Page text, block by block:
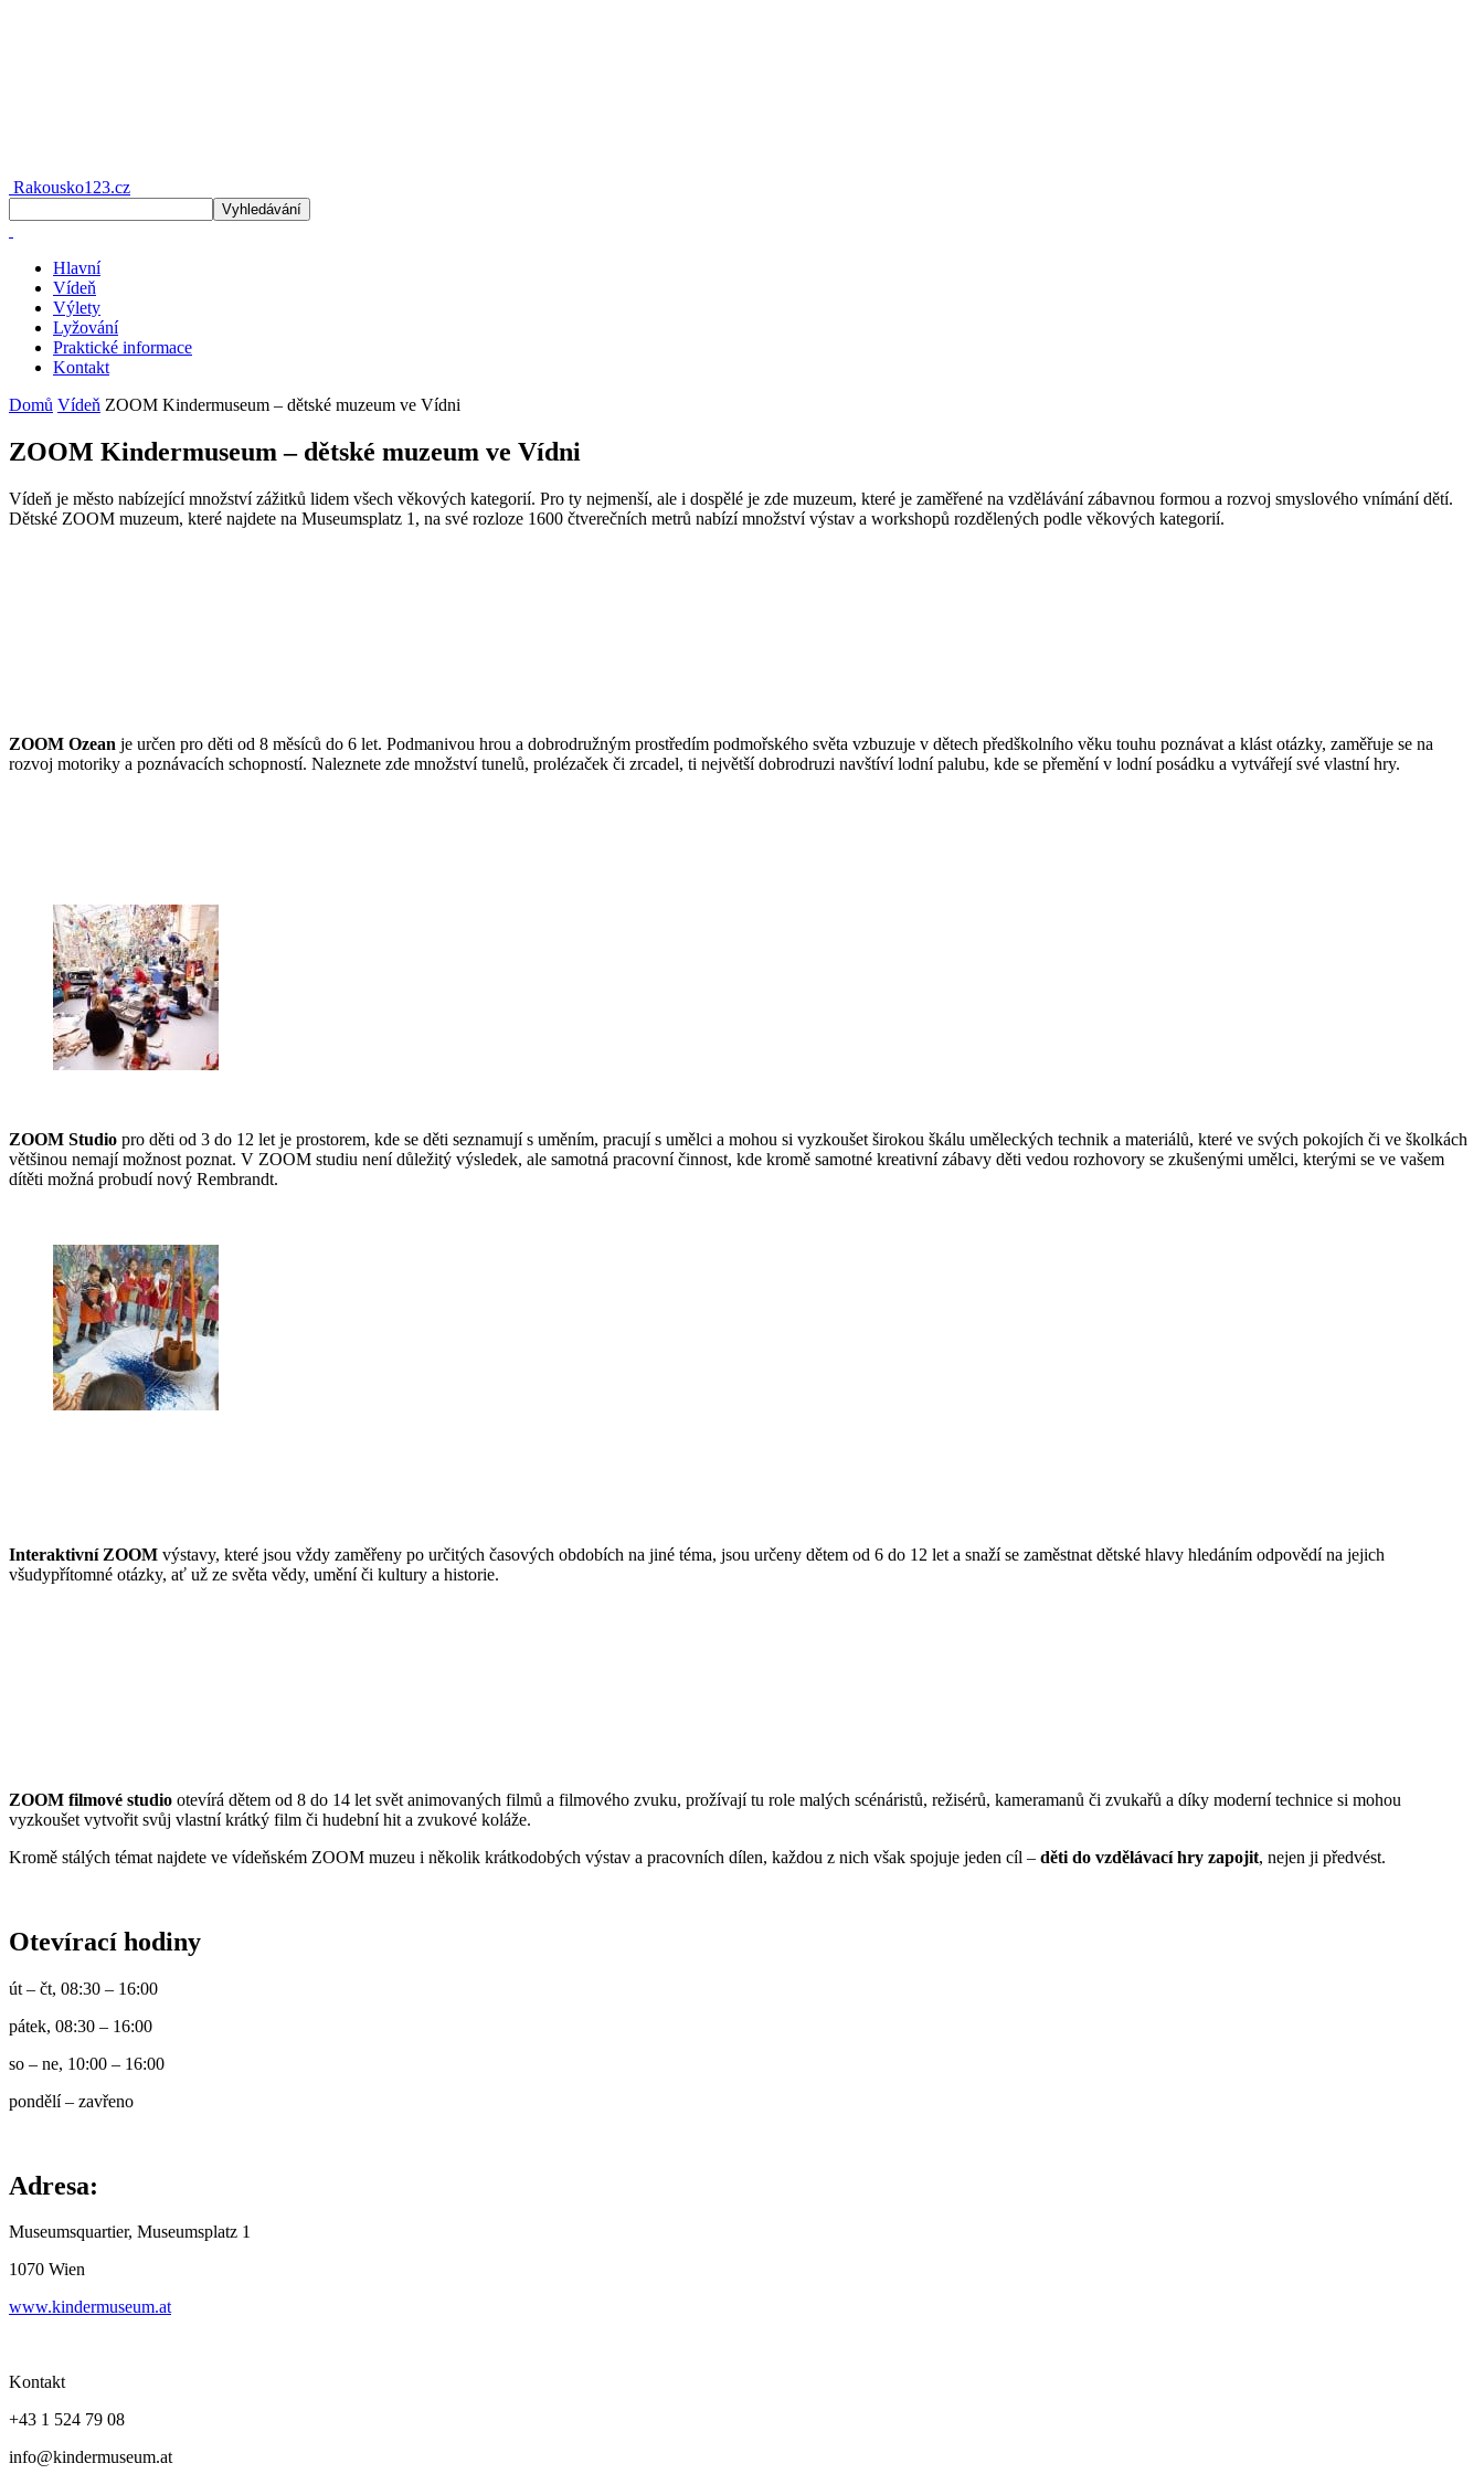
Rakousko123.cz
Hlavní
Vídeň
Výlety
Lyžování
Praktické informace
Kontakt
Domů Vídeň ZOOM Kindermuseum – dětské muzeum ve Vídni
ZOOM Kindermuseum – dětské muzeum ve Vídni
Vídeň je město nabízející množství zážitků lidem všech věkových kategorií. Pro ty nejmenší, ale i dospělé je zde muzeum, které je zaměřené na vzdělávání zábavnou formou a rozvoj smyslového vnímání dětí.
Dětské ZOOM muzeum, které najdete na Museumsplatz 1, na své rozloze 1600 čtverečních metrů nabízí množství výstav a workshopů rozdělených podle věkových kategorií.
ZOOM Ozean je určen pro děti od 8 měsíců do 6 let. Podmanivou hrou a dobrodružným prostředím podmořského světa vzbuzuje v dětech předškolního věku touhu poznávat a klást otázky, zaměřuje se na
rozvoj motoriky a poznávacích schopností. Naleznete zde množství tunelů, prolézaček či zrcadel, ti největší dobrodruzi navštíví lodní palubu, kde se přemění v lodní posádku a vytvářejí své vlastní hry.
ZOOM Studio pro děti od 3 do 12 let je prostorem, kde se děti seznamují s uměním, pracují s umělci a mohou si vyzkoušet širokou škálu uměleckých technik a materiálů, které ve svých pokojích či ve školkách
většinou nemají možnost poznat. V ZOOM studiu není důležitý výsledek, ale samotná pracovní činnost, kde kromě samotné kreativní zábavy děti vedou rozhovory se zkušenými umělci, kterými se ve vašem
dítěti možná probudí nový Rembrandt.
Interaktivní ZOOM výstavy, které jsou vždy zaměřeny po určitých časových obdobích na jiné téma, jsou určeny dětem od 6 do 12 let a snaží se zaměstnat dětské hlavy hledáním odpovědí na jejich
všudypřítomné otázky, ať už ze světa vědy, umění či kultury a historie.
ZOOM filmové studio otevírá dětem od 8 do 14 let svět animovaných filmů a filmového zvuku, prožívají tu role malých scénáristů, režisérů, kameramanů či zvukařů a díky moderní technice si mohou
vyzkoušet vytvořit svůj vlastní krátký film či hudební hit a zvukové koláže.
Kromě stálých témat najdete ve vídeňském ZOOM muzeu i několik krátkodobých výstav a pracovních dílen, každou z nich však spojuje jeden cíl – děti do vzdělávací hry zapojit, nejen ji předvést.
Otevírací hodiny
út – čt, 08:30 – 16:00
pátek, 08:30 – 16:00
so – ne, 10:00 – 16:00
pondělí – zavřeno
Adresa:
Museumsquartier, Museumsplatz 1
1070 Wien
www.kindermuseum.at
Kontakt
+43 1 524 79 08
info@kindermuseum.at